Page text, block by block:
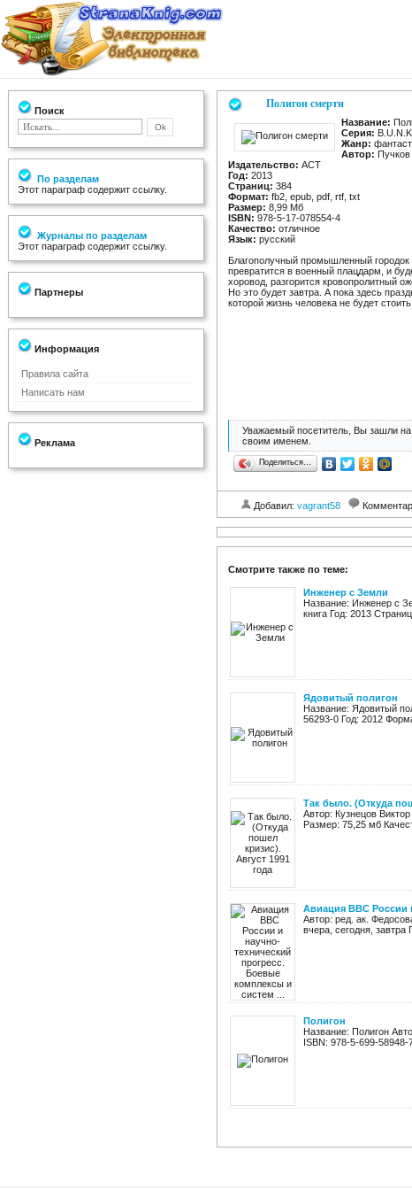
Поиск
По разделам
Этот параграф содержит ссылку.
Журналы по разделам
Этот параграф содержит ссылку.
Партнеры
Информация
Правила сайта
Написать нам
Реклама
Полигон смерти
Название:
Серия:
Жанр:
Автор: Пучков
Издательство: АСТ
Год: 2013
Страниц: 384
Формат: fb2, epub, pdf, rtf, txt
Размер: 8,99 Мб
ISBN: 978-5-17-078554-4
Качество: отличное
Язык: русский
Благополучный промышленный
превратится в военный плацдарм, и
хоровод, разгорится кровопролитный
Но это будет завтра. А пока здесь
которой жизнь человека не будет
Уважаемый посетитель, Вы зашли на
своим именем.
Поделиться…
Добавил: vagrant58
Смотрите также по теме:
Инженер с Земли
Название: Инженер с
книга Год: 2013
Ядовитый полигон
Название: Ядовитый
56293-0 Год: 2012
Так было. (Откуда
Автор: Кузнецов
Размер: 75,25 мб
Авиация ВВС России
Автор: ред. ак.
вчера, сегодня,
Полигон
Название: Полигон
ISBN: 978-5-699-